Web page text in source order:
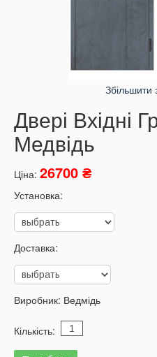
Збільшити
Двері Вхідні
Медвідь
Ціна: 26700 ₴
Установка:
Доставка:
Виробник: Ведмідь
Кількість: